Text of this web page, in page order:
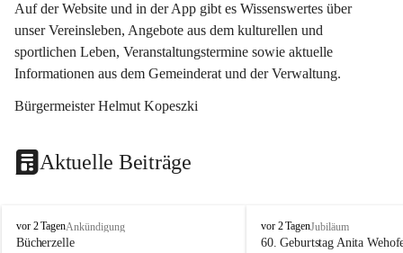
Auf der Website und in der App gibt es Wissenswertes über
unser Vereinsleben, Angebote aus dem kulturellen und
sportlichen Leben, Veranstaltungstermine sowie aktuelle
Informationen aus dem Gemeinderat und der Verwaltung.
Bürgermeister Helmut Kopeszki
Aktuelle Beiträge
T
o
vor 2 TagenAnkündigung
Bücherzelle
T
o
vor 2 TagenJubiläum
60. Geburtstag Anita